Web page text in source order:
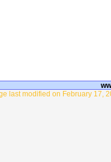
last modified on February 17,